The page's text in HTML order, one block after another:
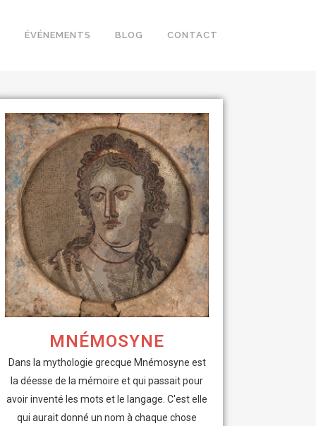
ÉVÉNEMENTS BLOG CONTACT
MNÉMOSYNE
Dans la mythologie grecque Mnémosyne est
la déesse de la mémoire et qui passait pour
avoir inventé les mots et le langage. C'est elle
qui aurait donné un nom à chaque chose